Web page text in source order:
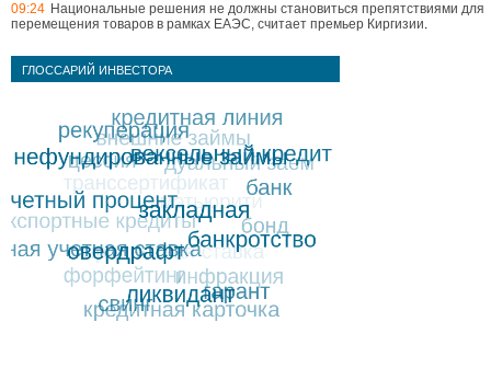
09:24 Национальные решения не должны становиться препятствиями для
перемещения товаров в рамках ЕАЭС, считает премьер Киргизии.
ГЛОССАРИЙ ИНВЕСТОРА